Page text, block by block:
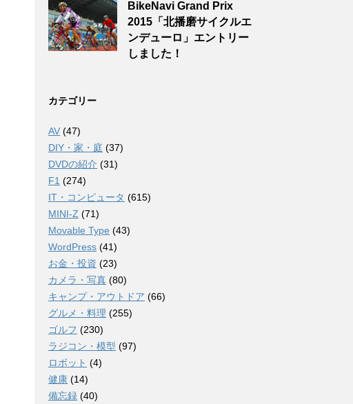
BikeNavi Grand Prix
2015「北播磨サイクルエ
ンデューロ」エントリー
しました！
カテゴリー
AV (47)
DIY・家・庭 (37)
DVDの紹介 (31)
F1 (274)
IT・コンピュータ (615)
MINI-Z (71)
Movable Type (43)
WordPress (41)
お金・投資 (23)
カメラ・写真 (80)
キャンプ・アウトドア (66)
グルメ・料理 (255)
ゴルフ (230)
ラジコン・模型 (97)
ロボット (4)
健康 (14)
備忘録 (40)